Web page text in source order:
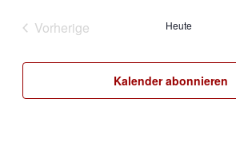
Vorherige
Heute
Kalender abonnieren